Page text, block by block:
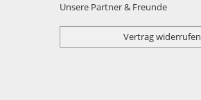
Unsere Partner & Freunde
Vertrag widerrufen